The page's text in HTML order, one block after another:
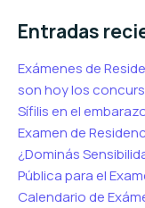
Entradas
Exámenes de
son hoy los
Sífilis en el
Examen de
¿Dominás
Pública para el
Calendario de